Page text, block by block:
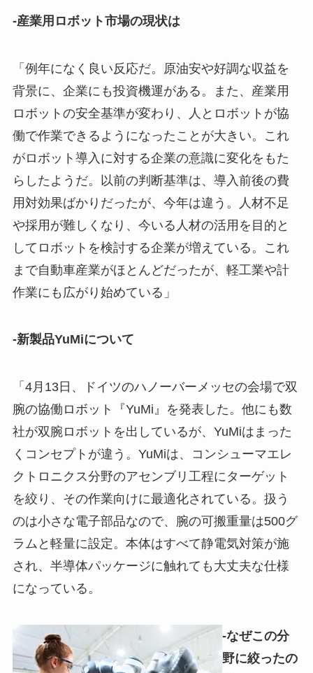
-産業用ロボット市場の現状は
「例年になく良い反応だ。原油安や好調な収益を
背景に、企業にも投資機運がある。また、産業用
ロボットの安全基準が変わり、人とロボットが協
働で作業できるようになったことが大きい。これ
がロボット導入に対する企業の意識に変化をもた
らしたようだ。以前の判断基準は、導入前後の費
用対効果ばかりだったが、今年は違う。人材不足
や採用が難しくなり、今いる人材の活用を目的と
してロボットを検討する企業が増えている。これ
まで自動車産業がほとんどだったが、軽工業や計
作業にも広がり始めている」
-新製品YuMiについて
「4月13日、ドイツのハノーバーメッセの会場で双
腕の協働ロボット『YuMi』を発表した。他にも数
社が双腕ロボットを出しているが、YuMiはまった
くコンセプトが違う。YuMiは、コンシューマエレ
クトロニクス分野のアセンブリ工程にターゲット
を絞り、その作業向けに最適化されている。扱う
のは小さな電子部品なので、腕の可搬重量は500グ
ラムと軽量に設定。本体はすべて静電気対策が施
され、半導体パッケージに触れても大丈夫な仕様
になっている。
-なぜこの分
野に絞ったの